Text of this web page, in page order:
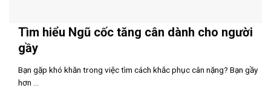
Tìm hiểu Ngũ cốc tăng cân dành cho người
gầy
Bạn gặp khó khăn trong việc tìm cách khắc phục cân nặng? Bạn gầy
hơn ...